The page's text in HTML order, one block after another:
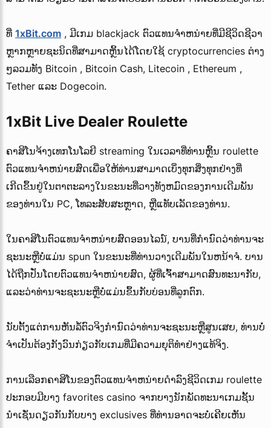
ທີ່ 1xBit.com , ມີເກມ blackjack ຕົວແທນຈໍາຫນ່າຍທີ່ມີຊີວິດຊີວາ
ຫຼາກຫຼາຍຊະນິດທີ່ສາມາດຫຼິ້ນໄດ້ໂດຍໃຊ້ cryptocurrencies ຕ່າງ
ໆລວມທັງ Bitcoin , Bitcoin Cash, Litecoin , Ethereum ,
Tether ແລະ Dogecoin.
1xBit Live Dealer Roulette
ຄາສິໂນຈ້າງເທກໂນໂລຍີ streaming ໃນເວລາທີ່ທ່ານຫຼິ້ນ roulette
ຕົວແທນຈໍາຫນ່າຍສົດເພື່ອໃຫ້ທ່ານສາມາດເບິ່ງທຸກສິ່ງທຸກຢ່າງທີ່
ເກີດຂຶ້ນຢູ່ໃນຕາຕະລາງໃນຂະນະທີ່ວາງທັງຫມົດຂອງການເດີມພັນ
ຂອງທ່ານໃນ PC, ໂທລະສັບສະຫຼາດ, ຫຼືແທັບເລັດຂອງທ່ານ.
ໃນຄາສິໂນຕົວແທນຈໍາຫນ່າຍສົດອອນໄລນ໌, ບານທີ່ກໍານົດວ່າທ່ານຈະ
ຊະນະຫຼືບໍ່ແມ່ນ spun ໃນຂະນະທີ່ທ່ານວາງເດີມພັນໃນຫນ້າຈໍ. ບານ
ໄດ້ຖືກປັ່ນໂດຍຕົວແທນຈໍາຫນ່າຍສົດ, ຜູ້ທີ່ເຈົ້າສາມາດສົນທະນາກັບ,
ແລະວ່າທ່ານຈະຊະນະຫຼືບໍ່ແມ່ນຂຶ້ນກັບບ່ອນທີ່ລູກຕົກ.
ນັບຕັ້ງແຕ່ການຫັນລໍ້ຕົວຈິງກໍານົດວ່າທ່ານຈະຊະນະຫຼືສູນເສຍ, ທ່ານບໍ່
ຈໍາເປັນຕ້ອງກັງວົນກ່ຽວກັບເກມທີ່ມີຄວາມຍຸຕິທໍາຢ່າງແທ້ຈິງ.
ການເລືອກຄາສິໂນຂອງຕົວແທນຈໍາຫນ່າຍດໍາລົງຊີວິດເກມ roulette
ປະກອບມີບາງ favorites casino ຈາກບາງນັກພັດທະນາເກມຊັ້ນ
ນໍາເຊັ່ນດຽວກັນກັບບາງ exclusives ທີ່ທ່ານອາດຈະບໍ່ເຄີຍເຫັນ